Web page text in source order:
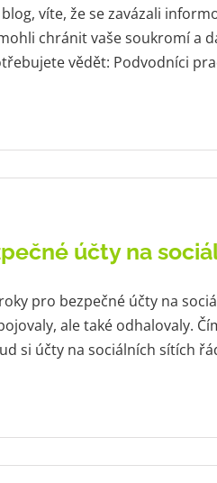
víte, že se zavázali
chránit vaše soukromí a
vědět: Podvodníci
účty na
pro bezpečné účty na
ale také odhalovaly.
si účty na sociálních sítích